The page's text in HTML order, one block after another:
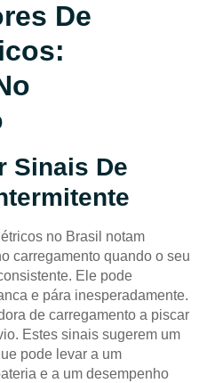
De
Sinais De
no Brasil notam
carregamento quando o seu
Ele pode
e pára inesperadamente.
de carregamento a piscar
Estes sinais sugerem um
pode levar a um
e a um desempenho